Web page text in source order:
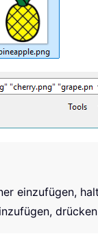
einzufügen,